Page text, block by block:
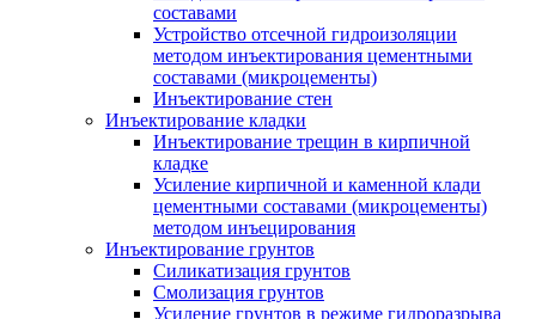
составами
Устройство отсечной гидроизоляции
методом инъектирования цементными
составами (микроцементы)
Инъектирование стен
Инъектирование кладки
Инъектирование трещин в кирпичной
кладке
Усиление кирпичной и каменной клади
цементными составами (микроцементы)
методом инъецирования
Инъектирование грунтов
Силикатизация грунтов
Смолизация грунтов
Усиление грунтов в режиме гидроразрыва